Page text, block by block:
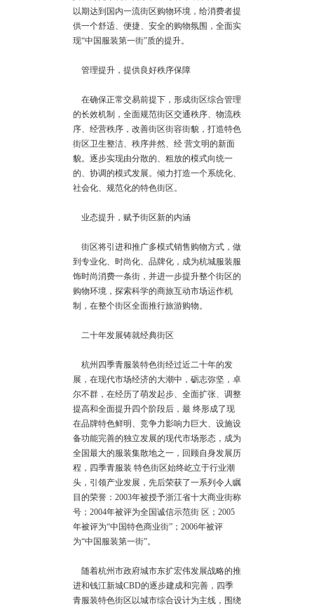
以期达到国内一流街区购物环境，给消费者提
供一个舒适、便捷、安全的购物氛围，全面实
现“中国服装第一街”质的提升。
管理提升，提供良好秩序保障
在确保正常交易前提下，形成街区综合管理
的长效机制，全面规范街区交通秩序、物流秩
序、经营秩序，改善街区街容街貌，打造特色
街区卫生整洁、秩序井然、经 营文明的新面
貌。逐步实现由分散的、粗放的模式向统一
的、协调的模式发展。倾力打造一个系统化、
社会化、规范化的特色街区。
业态提升，赋予街区新的内涵
街区将引进和推广多模式销售购物方式，做
到专业化、时尚化、品牌化，成为杭城服装服
饰时尚消费一条街，并进一步提升整个街区的
购物环境，探索科学的商旅互动市场运作机
制，在整个街区全面推行旅游购物。
二十年发展铸就经典街区
杭州四季青服装特色街经过近二十年的发
展，在现代市场经济的大潮中，砺志弥坚，卓
尔不群，在经历了萌发起步、全面扩张、调整
提高和全面提升四个阶段后，最 终形成了现
在品牌特色鲜明、竞争力影响力巨大、设施设
备功能完善的独立发展的现代市场形态，成为
全国最大的服装集散地之一，回顾自身发展历
程，四季青服装 特色街区始终屹立于行业潮
头，引领产业发展，先后荣获了一系列令人瞩
目的荣誉：2003年被授予浙江省十大商业街称
号；2004年被评为全国诚信示范街 区；2005
年被评为“中国特色商业街”；2006年被评
为“中国服装第一街”。
随着杭州市政府城市东扩宏伟发展战略的推
进和钱江新城CBD的逐步建成和完善，四季
青服装特色街区以城市综合设计为主线，围绕